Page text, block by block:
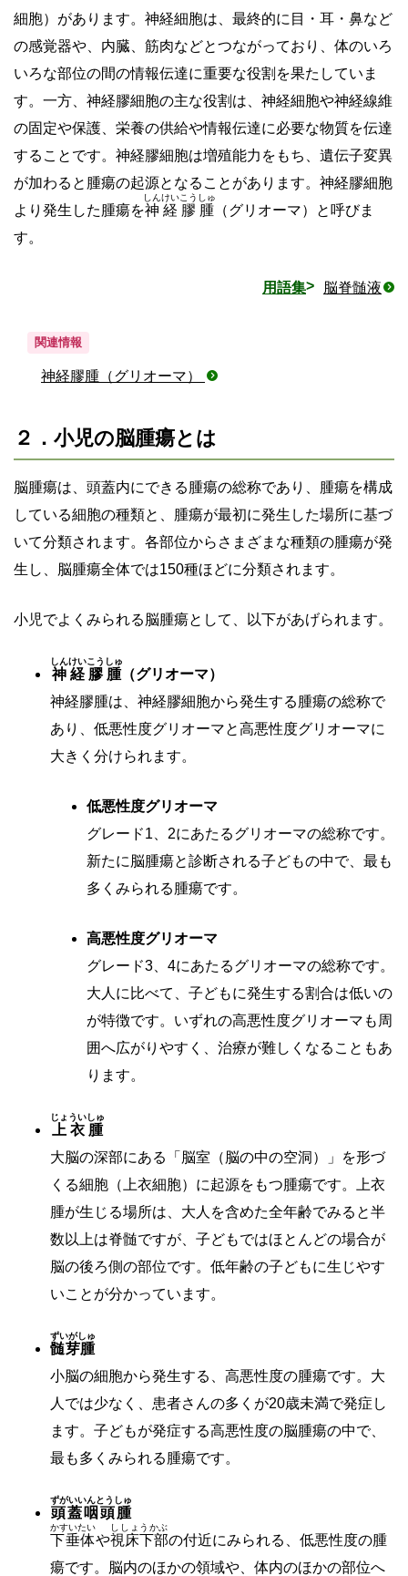
細胞）があります。神経細胞は、最終的に目・耳・鼻など
の感覚器や、内臓、筋肉などとつながっており、体のいろ
いろな部位の間の情報伝達に重要な役割を果たしていま
す。一方、神経膠細胞の主な役割は、神経細胞や神経線維
の固定や保護、栄養の供給や情報伝達に必要な物質を伝達
することです。神経膠細胞は増殖能力をもち、遺伝子変異
が加わると腫瘍の起源となることがあります。神経膠細胞
より発生した腫瘍を神経膠腫
しんけいこうしゅ
（グリオーマ）と呼びま
す。
用語集 脳脊髄液
関連情報
神経膠腫（グリオーマ）
２．小児の脳腫瘍とは
脳腫瘍は、頭蓋内にできる腫瘍の総称であり、腫瘍を構成
している細胞の種類と、腫瘍が最初に発生した場所に基づ
いて分類されます。各部位からさまざまな種類の腫瘍が発
生し、脳腫瘍全体では150種ほどに分類されます。
小児でよくみられる脳腫瘍として、以下があげられます。
神経膠腫
しんけいこうしゅ
（グリオーマ）
神経膠腫は、神経膠細胞から発生する腫瘍の総称で
あり、低悪性度グリオーマと高悪性度グリオーマに
大きく分けられます。
低悪性度グリオーマ
グレード1、2にあたるグリオーマの総称です。
新たに脳腫瘍と診断される子どもの中で、最も
多くみられる腫瘍です。
高悪性度グリオーマ
グレード3、4にあたるグリオーマの総称です。
大人に比べて、子どもに発生する割合は低いの
が特徴です。いずれの高悪性度グリオーマも周
囲へ広がりやすく、治療が難しくなることもあ
ります。
上衣腫
じょういしゅ
大脳の深部にある「脳室（脳の中の空洞）」を形づ
くる細胞（上衣細胞）に起源をもつ腫瘍です。上衣
腫が生じる場所は、大人を含めた全年齢でみると半
数以上は脊髄ですが、子どもではほとんどの場合が
脳の後ろ側の部位です。低年齢の子どもに生じやす
いことが分かっています。
髄芽腫
ずいがしゅ
小脳の細胞から発生する、高悪性度の腫瘍です。大
人では少なく、患者さんの多くが20歳未満で発症し
ます。子どもが発症する高悪性度の脳腫瘍の中で、
最も多くみられる腫瘍です。
頭蓋咽頭腫
ずがいいんとうしゅ
下垂体
かすいたい
や視床下部
ししょうかぶ
の付近にみられる、低悪性度の腫
瘍です。脳内のほかの領域や、体内のほかの部位へ